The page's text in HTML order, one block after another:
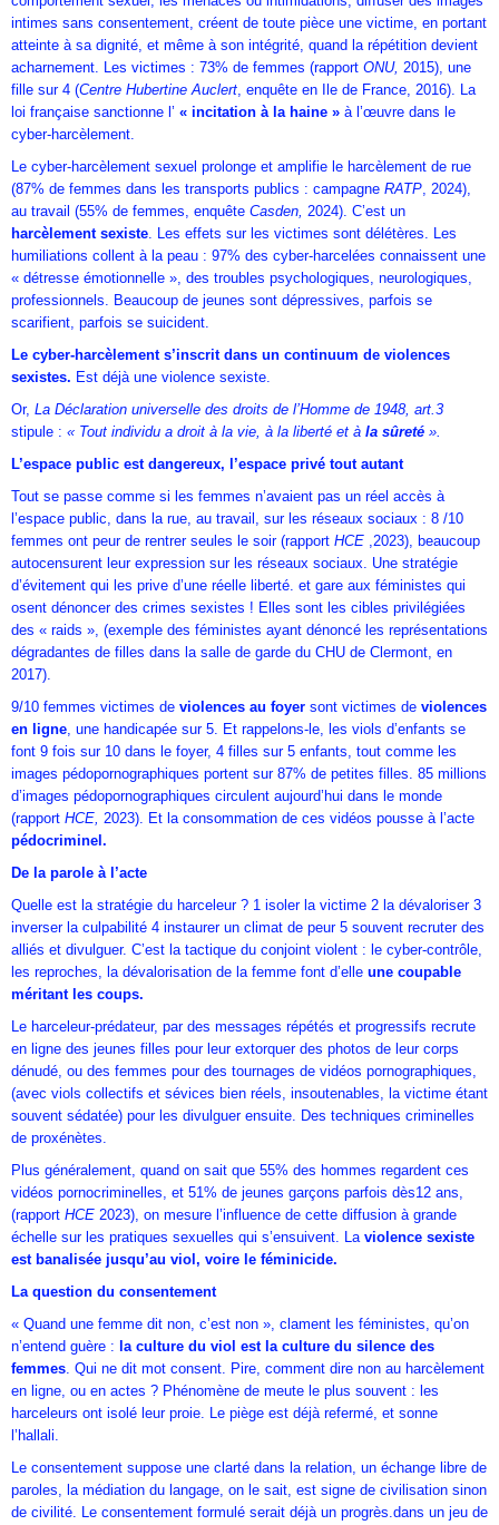
intimes sans consentement, créent de toute pièce une victime, en portant
atteinte à sa dignité, et même à son intégrité, quand la répétition devient
acharnement. Les victimes : 73% de femmes (rapport ONU, 2015), une
fille sur 4 (Centre Hubertine Auclert, enquête en Ile de France, 2016). La
loi française sanctionne l’ « incitation à la haine » à l’œuvre dans le
cyber-harcèlement.
Le cyber-harcèlement sexuel prolonge et amplifie le harcèlement de rue
(87% de femmes dans les transports publics : campagne RATP, 2024),
au travail (55% de femmes, enquête Casden, 2024). C’est un
harcèlement sexiste. Les effets sur les victimes sont délétères. Les
humiliations collent à la peau : 97% des cyber-harcelées connaissent une
« détresse émotionnelle », des troubles psychologiques, neurologiques,
professionnels. Beaucoup de jeunes sont dépressives, parfois se
scarifient, parfois se suicident.
Le cyber-harcèlement s’inscrit dans un continuum de violences
sexistes. Est déjà une violence sexiste.
Or, La Déclaration universelle des droits de l’Homme de 1948, art.3
stipule : « Tout individu a droit à la vie, à la liberté et à la sûreté ».
L’espace public est dangereux, l’espace privé tout autant
Tout se passe comme si les femmes n’avaient pas un réel accès à
l’espace public, dans la rue, au travail, sur les réseaux sociaux : 8 /10
femmes ont peur de rentrer seules le soir (rapport HCE ,2023), beaucoup
autocensurent leur expression sur les réseaux sociaux. Une stratégie
d’évitement qui les prive d’une réelle liberté. et gare aux féministes qui
osent dénoncer des crimes sexistes ! Elles sont les cibles privilégiées
des « raids », (exemple des féministes ayant dénoncé les représentations
dégradantes de filles dans la salle de garde du CHU de Clermont, en
2017).
9/10 femmes victimes de violences au foyer sont victimes de violences
en ligne, une handicapée sur 5. Et rappelons-le, les viols d’enfants se
font 9 fois sur 10 dans le foyer, 4 filles sur 5 enfants, tout comme les
images pédopornographiques portent sur 87% de petites filles. 85 millions
d’images pédopornographiques circulent aujourd’hui dans le monde
(rapport HCE, 2023). Et la consommation de ces vidéos pousse à l’acte
pédocriminel.
De la parole à l’acte
Quelle est la stratégie du harceleur ? 1 isoler la victime 2 la dévaloriser 3
inverser la culpabilité 4 instaurer un climat de peur 5 souvent recruter des
alliés et divulguer. C’est la tactique du conjoint violent : le cyber-contrôle,
les reproches, la dévalorisation de la femme font d’elle une coupable
méritant les coups.
Le harceleur-prédateur, par des messages répétés et progressifs recrute
en ligne des jeunes filles pour leur extorquer des photos de leur corps
dénudé, ou des femmes pour des tournages de vidéos pornographiques,
(avec viols collectifs et sévices bien réels, insoutenables, la victime étant
souvent sédatée) pour les divulguer ensuite. Des techniques criminelles
de proxénètes.
Plus généralement, quand on sait que 55% des hommes regardent ces
vidéos pornocriminelles, et 51% de jeunes garçons parfois dès12 ans,
(rapport HCE 2023), on mesure l’influence de cette diffusion à grande
échelle sur les pratiques sexuelles qui s’ensuivent. La violence sexiste
est banalisée jusqu’au viol, voire le féminicide.
La question du consentement
« Quand une femme dit non, c’est non », clament les féministes, qu’on
n’entend guère : la culture du viol est la culture du silence des
femmes. Qui ne dit mot consent. Pire, comment dire non au harcèlement
en ligne, ou en actes ? Phénomène de meute le plus souvent : les
harceleurs ont isolé leur proie. Le piège est déjà refermé, et sonne
l’hallali.
Le consentement suppose une clarté dans la relation, un échange libre de
paroles, la médiation du langage, on le sait, est signe de civilisation sinon
de civilité. Le consentement formulé serait déjà un progrès.dans un jeu de